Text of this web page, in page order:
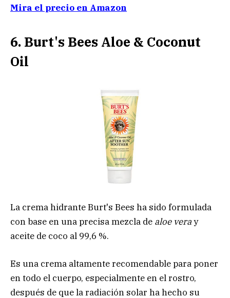
Mira el precio en Amazon
6. Burt's Bees Aloe & Coconut
Oil
La crema hidrante Burt's Bees ha sido formulada
con base en una precisa mezcla de aloe veray
aceite de coco al 99,6 %.
Es una crema altamente recomendable para poner
en todo el cuerpo, especialmente en el rostro,
después de que la radiación solar ha hecho su